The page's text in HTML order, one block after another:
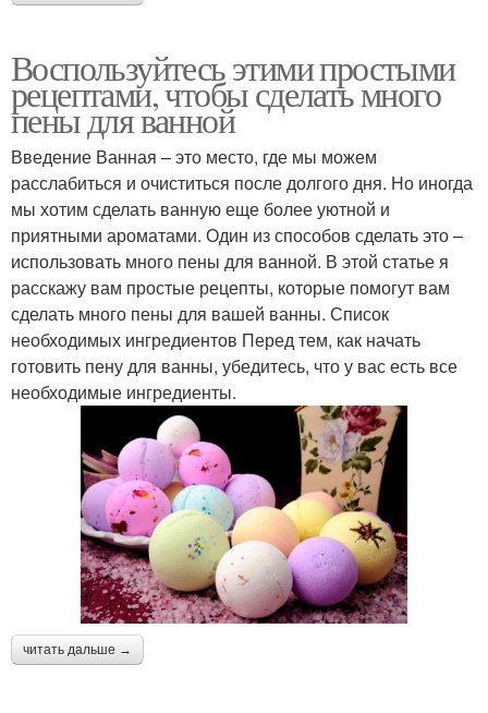
Воспользуйтесь этими простыми
рецептами, чтобы сделать много
пены для ванной
Введение Ванная – это место, где мы можем
расслабиться и очиститься после долгого дня. Но иногда
мы хотим сделать ванную еще более уютной и
приятными ароматами. Один из способов сделать это –
использовать много пены для ванной. В этой статье я
расскажу вам простые рецепты, которые помогут вам
сделать много пены для вашей ванны. Список
необходимых ингредиентов Перед тем, как начать
готовить пену для ванны, убедитесь, что у вас есть все
необходимые ингредиенты.
читать дальше →